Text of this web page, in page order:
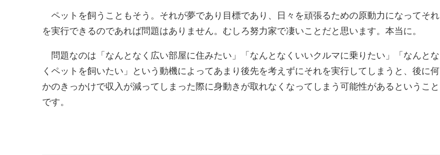
ペットを飼うこともそう。それが夢であり目標であり、日々を頑張るための原動力になってそれ
を実行できるのであれば問題はありません。むしろ努力家で凄いことだと思います。本当に。
問題なのは「なんとなく広い部屋に住みたい」「なんとなくいいクルマに乗りたい」「なんとな
くペットを飼いたい」という動機によってあまり後先を考えずにそれを実行してしまうと、後に何
かのきっかけで収入が減ってしまった際に身動きが取れなくなってしまう可能性があるということ
です。